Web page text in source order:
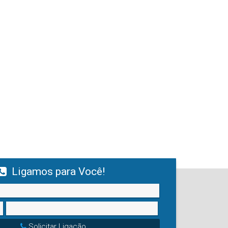
Ligamos para Você!